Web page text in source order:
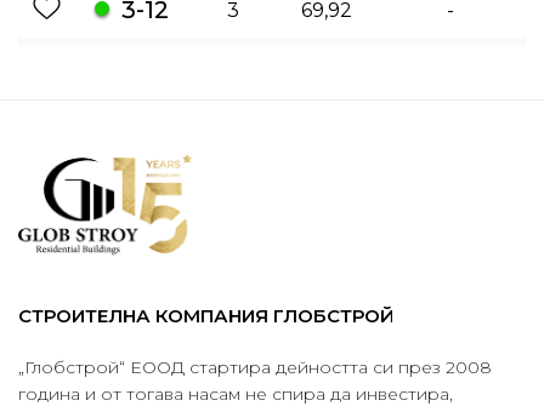
3-12 3 69,92 -
СТРОИТЕЛНА КОМПАНИЯ ГЛОБСТРОЙ
„Глобстрой“ ЕООД стартира дейността си през 2008
година и от тогава насам не спира да инвестира,